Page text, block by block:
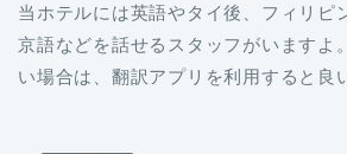
当ホテルには英語やタイ後、フィリピ
京語などを話せるスタッフがいますよ
い場合は、翻訳アプリを利用すると良